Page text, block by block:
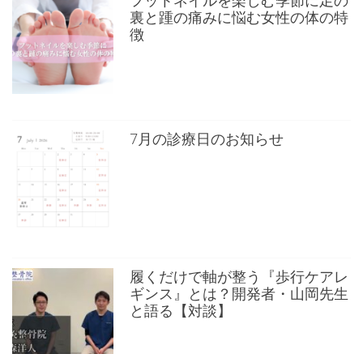
裏と踵の痛みに悩む女性の体の特
徴
7月の診療日のお知らせ
履くだけで軸が整う『歩行ケアレ
ギンス』とは？開発者・山岡先生
と語る【対談】